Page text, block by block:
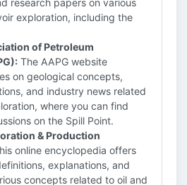
research papers on various
exploration, including the
of Petroleum
The AAPG website
on geological concepts,
and industry news related
where you can find
on the Spill Point.
& Production
online encyclopedia offers
explanations, and
concepts related to oil and